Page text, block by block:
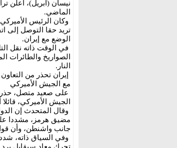
الماضي.
وكان الرئيس
تريد حقا التوصل إلى
الوضع مع إيران.
في الوقت ذاته نقل
الصواريخ والطائرات
النار.
إيران تحذر من التعاون
مع الجيش الأميركي
على صعيد متصل، حذر
الجيش الأميركي،
وقال المتحدث إن
مضيق هرمز، مشددا
جانب واشنطن، وأن
وفي السياق ذاته،